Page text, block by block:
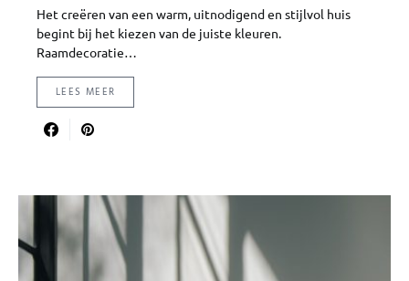
Het creëren van een warm, uitnodigend en stijlvol huis
begint bij het kiezen van de juiste kleuren.
Raamdecoratie…
LEES MEER